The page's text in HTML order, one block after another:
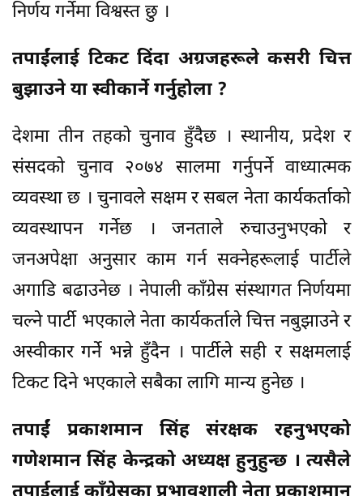
निर्णय गर्नेमा विश्वस्त छु ।
तपाईंलाई टिकट दिंदा अग्रजहरूले कसरी चित्त
बुझाउने या स्वीकार्ने गर्नुहोला ?
देशमा तीन तहको चुनाव हुँदैछ । स्थानीय, प्रदेश र
संसदको चुनाव २०७४ सालमा गर्नुपर्ने वाध्यात्मक
व्यवस्था छ । चुनावले सक्षम र सबल नेता कार्यकर्ताको
व्यवस्थापन गर्नेछ । जनताले रुचाउनुभएको र
जनअपेक्षा अनुसार काम गर्न सक्नेहरूलाई पार्टीले
अगाडि बढाउनेछ । नेपाली काँग्रेस संस्थागत निर्णयमा
चल्ने पार्टी भएकाले नेता कार्यकर्ताले चित्त नबुझाउने र
अस्वीकार गर्ने भन्ने हुँदैन । पार्टीले सही र सक्षमलाई
टिकट दिने भएकाले सबैका लागि मान्य हुनेछ ।
तपाईं प्रकाशमान सिंह संरक्षक रहनुभएको
गणेशमान सिंह केन्द्रको अध्यक्ष हुनुहुन्छ । त्यसैले